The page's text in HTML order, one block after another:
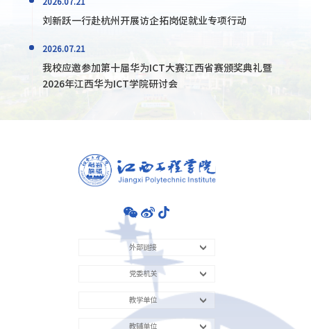
刘新跃一行赴杭州开展访企拓岗促就业专项行动
2026.07.21
我校应邀参加第十届华为ICT大赛江西省赛颁奖典礼暨
2026年江西华为ICT学院研讨会
外部链接
党委机关
教学单位
教辅单位